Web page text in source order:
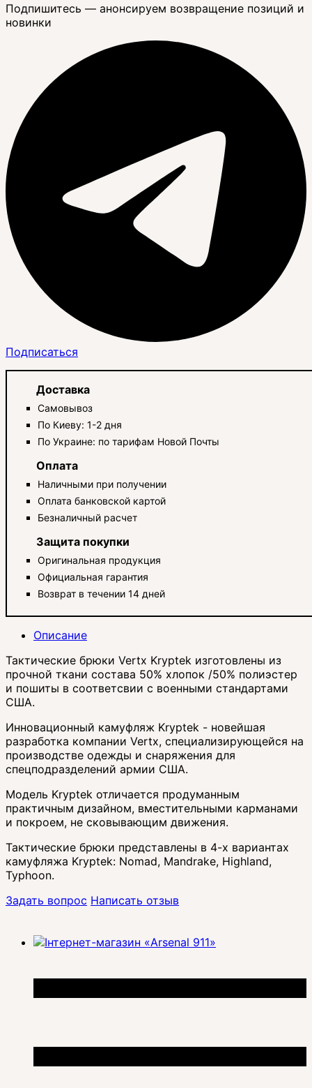
Подпишитесь — анонсируем возвращение позиций и
новинки
Подписаться
Доставка
Самовывоз
По Киеву: 1-2 дня
По Украине: по тарифам Новой Почты
Оплата
Наличными при получении
Оплата банковской картой
Безналичный расчет
Защита покупки
Оригинальная продукция
Официальная гарантия
Возврат в течении 14 дней
Описание
Тактические брюки Vertx Kryptek изготовлены из
прочной ткани состава 50% хлопок /50% полиэстер
и пошиты в соответсвии с военными стандартами
США.
Инновационный камуфляж Kryptek - новейшая
разработка компании Vertx, специализирующейся на
производстве одежды и снаряжения для
спецподразделений армии США.
Модель Kryptek отличается продуманным
практичным дизайном, вместительными карманами
и покроем, не сковывающим движения.
Тактические брюки представлены в 4-х вариантах
камуфляжа Kryptek: Nomad, Mandrake, Highland,
Typhoon.
Задать вопрос Написать отзыв